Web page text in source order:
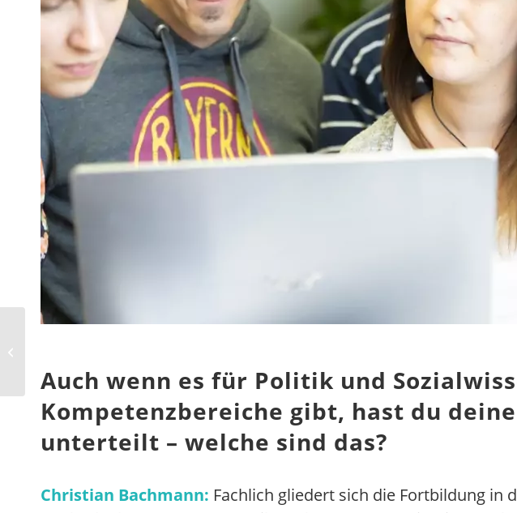
Auch wenn es für Politik und
Kompetenzbereiche gibt, hast du
unterteilt – welche sind das?
Christian Bachmann: Fachlich gliedert sich die Fortbildung in